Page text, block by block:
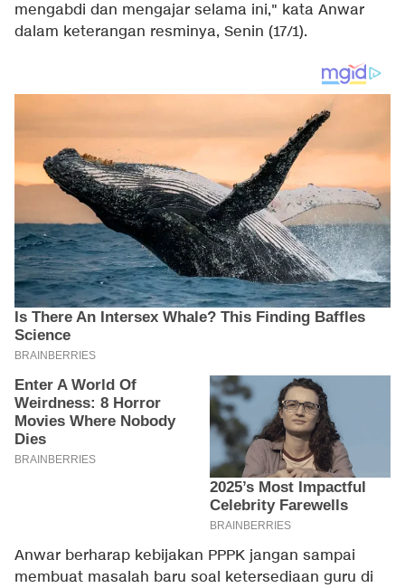
mengabdi dan mengajar selama ini," kata Anwar
dalam keterangan resminya, Senin (17/1).
Anwar berharap kebijakan PPPK jangan sampai
membuat masalah baru soal ketersediaan guru di